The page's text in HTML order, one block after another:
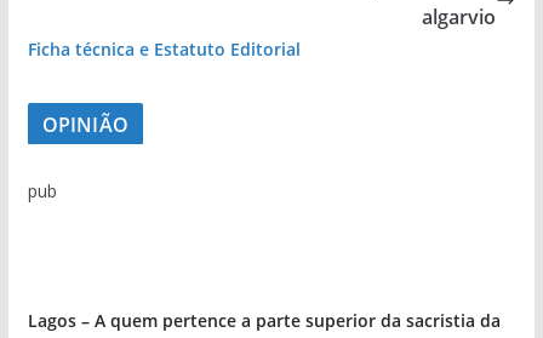
algarvio
Ficha técnica e Estatuto Editorial
OPINIÃO
pub
Lagos – A quem pertence a parte superior da sacristia da